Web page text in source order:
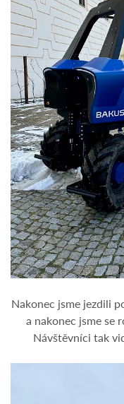
Nakonec jsme jezdili
a nakonec jsme se
Návštěvníci tak